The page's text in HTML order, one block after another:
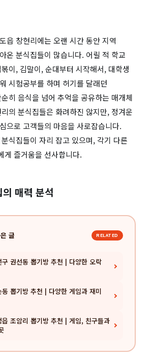
읍 창현리에는 오랜 시간 동안 지역
온 분식집들이 많습니다. 어릴 적 학교
이, 김말이, 순대부터 시작해서, 대학생
시험공부를 하며 허기를 달래던
히 음식을 넘어 추억을 공유하는 매개체
의 분식집들은 화려하진 않지만, 정겨운
으로 고객들의 마음을 사로잡습니다.
식집들이 자리 잡고 있으며, 각기 다른
게 즐거움을 선사합니다.
매력 분석
글 RELATED
권선동 뽑기방 추천 | 다양한 오락
뽑기방 추천 | 다양한 게임과 재미
조암리 뽑기방 추천 | 게임, 친구들과